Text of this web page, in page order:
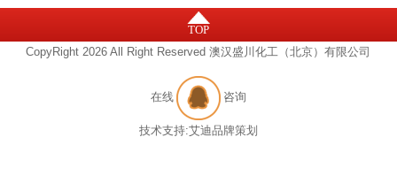
TOP
CopyRight 2026 All Right Reserved 澳汉盛川化工（北京）有限公司
在线 咨询
技术支持:艾迪品牌策划